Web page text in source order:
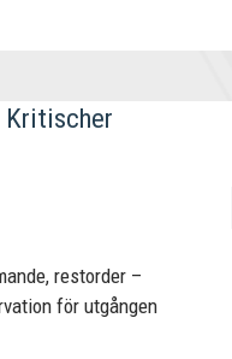
Kritischer
restorder –
för utgången